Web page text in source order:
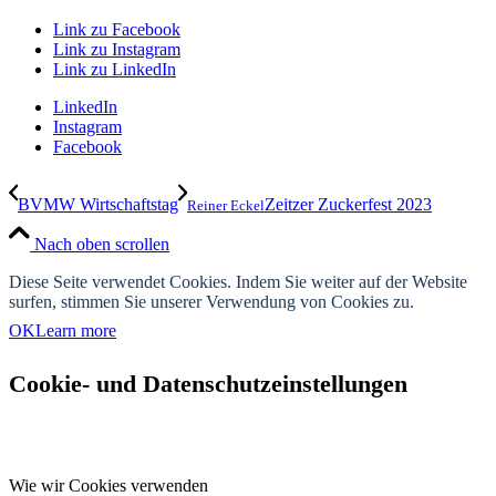
Link zu Facebook
Link zu Instagram
Link zu LinkedIn
LinkedIn
Instagram
Facebook
BVMW Wirtschaftstag Reiner EckelZeitzer Zuckerfest 2023
Nach oben scrollen
Diese Seite verwendet Cookies. Indem Sie weiter auf der Website
surfen, stimmen Sie unserer Verwendung von Cookies zu.
OKLearn more
Cookie- und Datenschutzeinstellungen
Wie wir Cookies verwenden